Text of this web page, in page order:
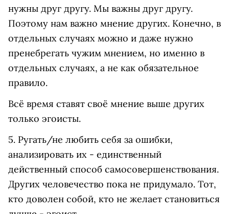
нужны друг другу. Мы важны друг другу.
Поэтому нам важно мнение других. Конечно, в
отдельных случаях можно и даже нужно
пренебрегать чужим мнением, но именно в
отдельных случаях, а не как обязательное
правило.
Всё время ставят своё мнение выше других
только эгоисты.
5. Ругать/не любить себя за ошибки,
анализировать их - единственный
действенный способ самосовершенствования.
Других человечество пока не придумало. Тот,
кто доволен собой, кто не желает становиться